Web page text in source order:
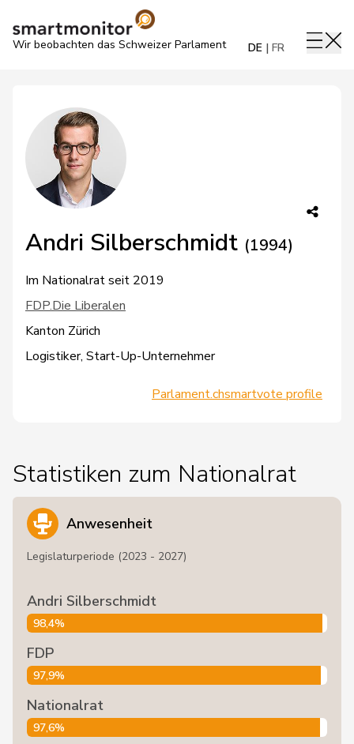
Wir beobachten das Schweizer Parlament DE FR
Andri Silberschmidt (1994)
Im Nationalrat seit 2019
FDP.Die Liberalen
Kanton Zürich
Logistiker, Start-Up-Unternehmer
Parlament.chsmartvote profile
Statistiken zum Nationalrat
Anwesenheit
Legislaturperiode (2023 - 2027)
Andri Silberschmidt
98,4%
FDP
97,9%
Nationalrat
97,6%